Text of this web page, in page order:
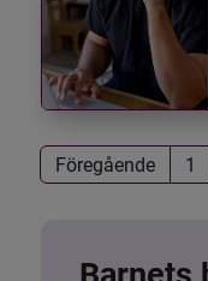
Föregående 1